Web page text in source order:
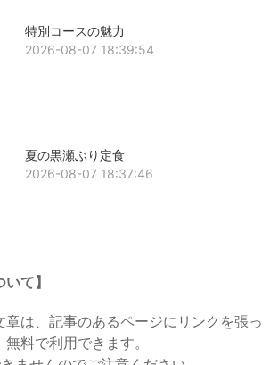
特別コースの魅力
2026-08-07 18:39:54
夏の黒瀬ぶり定食
2026-08-07 18:37:46
て】
章は、記事のあるページにリンクを張っ
料で利用できます。